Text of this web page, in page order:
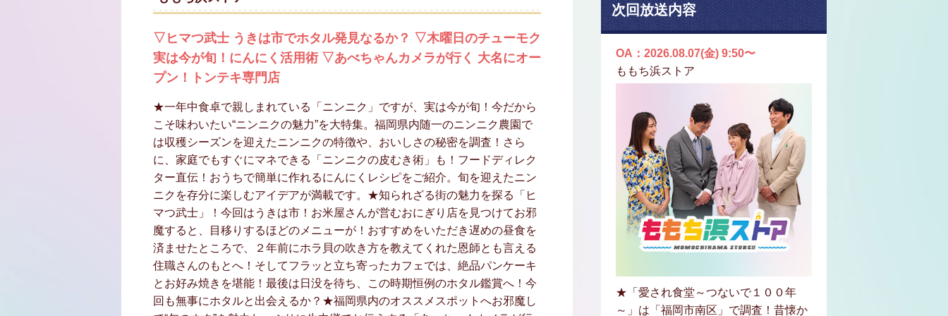
▽ヒマつ武士 うきは市でホタル発見なるか？ ▽木曜日のチューモク
実は今が旬！にんにく活用術 ▽あべちゃんカメラが行く 大名にオー
プン！トンテキ専門店
★一年中食卓で親しまれている「ニンニク」ですが、実は今が旬！今だから
こそ味わいたい“ニンニクの魅力”を大特集。福岡県内随一のニンニク農園で
は収穫シーズンを迎えたニンニクの特徴や、おいしさの秘密を調査！さら
に、家庭でもすぐにマネできる「ニンニクの皮むき術」も！フードディレク
ター直伝！おうちで簡単に作れるにんにくレシピをご紹介。旬を迎えたニン
ニクを存分に楽しむアイデアが満載です。★知られざる街の魅力を探る「ヒ
マつ武士」！今回はうきは市！お米屋さんが営むおにぎり店を見つけてお邪
魔すると、目移りするほどのメニューが！おすすめをいただき遅めの昼食を
済ませたところで、２年前にホラ貝の吹き方を教えてくれた恩師とも言える
住職さんのもとへ！そしてフラッと立ち寄ったカフェでは、絶品パンケーキ
とお好み焼きを堪能！最後は日没を待ち、この時期恒例のホタル鑑賞へ！今
回も無事にホタルと出会えるか？★福岡県内のオススメスポットへお邪魔し
次回放送内容
OA：2026.08.07(金) 9:50〜
ももち浜ストア
★「愛され食堂～つないで１００年
～」は「福岡市南区」で調査！昔懐か